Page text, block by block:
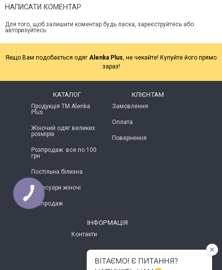
НАПИСАТИ КОМЕНТАР
Для того, щоб залишити коментар будь ласка, зареєструйтесь або
авторизуйтесь
Якщо Вам подобається одяг Alenka Plus, не чекайте! Купуйте його прямо
зараз!
КАТАЛОГ
Продукція ТМ Alenka
Plus
Жіночий одяг великих
розмірів
Розпродаж: все по 100
грн
Постільна білизна
Аксесуари жіночі
Розпродаж
КЛІЄНТАМ
Замовлення
Оплата
Повернення
ІНФОРМАЦІЯ
Контакти
КНОПКА
ЗВ'ЯЗКУ